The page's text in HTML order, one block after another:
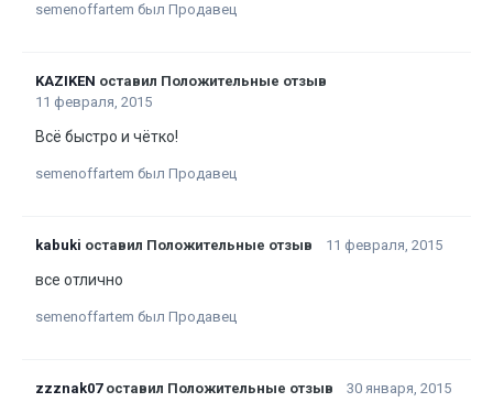
semenoffartem был Продавец
KAZIKEN оставил Положительные отзыв
11 февраля, 2015
Всё быстро и чётко!
semenoffartem был Продавец
kabuki оставил Положительные отзыв 11 февраля, 2015
все отлично
semenoffartem был Продавец
zzznak07оставил Положительные отзыв 30 января, 2015